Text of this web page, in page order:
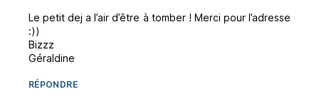
Le petit dej a l’air d’être à tomber ! Merci pour l’adresse
:))
Bizzz
Géraldine
RÉPONDRE